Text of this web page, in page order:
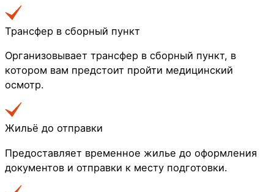
Трансфер в сборный пункт
Организовывает трансфер в сборный пункт, в
котором вам предстоит пройти медицинский
осмотр.
Жильё до отправки
Предоставляет временное жилье до оформления
документов и отправки к месту подготовки.